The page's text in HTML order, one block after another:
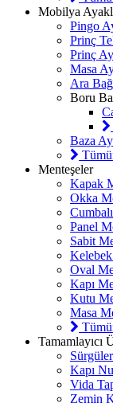
Mobilya
Pingo
Prinç
Prinç
Masa
Ara
Boru
Baza
Menteşeler
Kapak
Okka
Panel
Sabit
Oval
Kapı
Kutu
Masa
Tamamlayıcı
Sürgüler
Kapı
Vida
Zemin